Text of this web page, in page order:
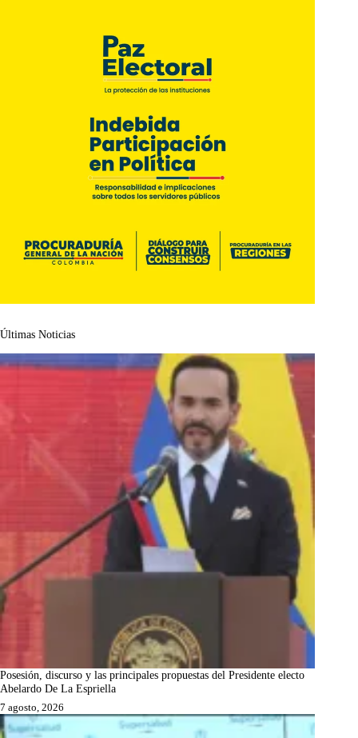
Últimas Noticias
Posesión, discurso y las principales propuestas del Presidente electo
Abelardo De La Espriella
7 agosto, 2026